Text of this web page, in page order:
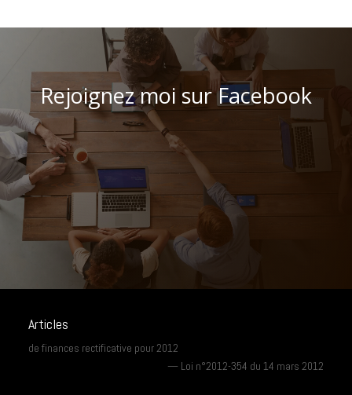
Rejoignez moi sur Facebook
Articles
de finances rectificative pour 2012
— Loi n°2012-354 du 14 mars 2012